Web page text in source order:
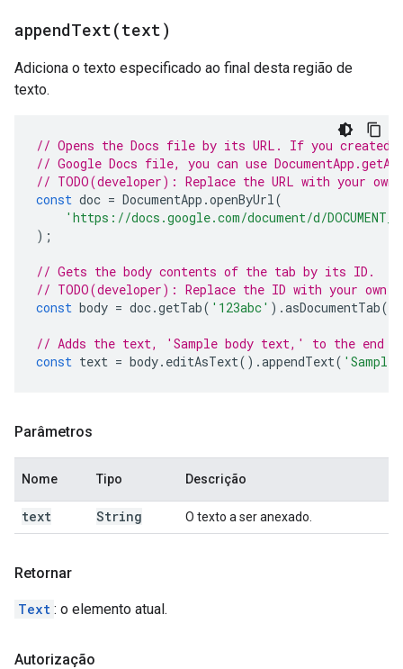
appendText(text)
Adiciona o texto especificado ao final desta região de
texto.
// Opens the Docs file by its URL. If you created
// Google Docs file, you can use
// TODO(developer): Replace the URL with your own.
const doc = DocumentApp .openByUrl(
'https://docs.google.com/document/d/
);
// Gets the body contents of the tab by its ID.
// TODO(developer): Replace the ID with your own.
const body = doc.getTab( '123abc' ).asDocumentTab().
// Adds the text, 'Sample body text,' to the end
const text = body. editAsText().appendText(
Parâmetros
Nome Tipo Descrição
text String O texto a ser anexado.
Retornar
Text : o elemento atual.
Autorização